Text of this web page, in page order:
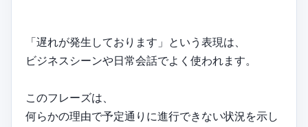
「遅れが発生しております」という表現は、
ビジネスシーンや日常会話でよく使われます。
このフレーズは、
何らかの理由で予定通りに進行できない状況を示し